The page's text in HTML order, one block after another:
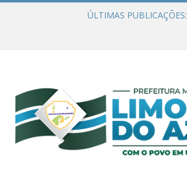
ÚLTIMAS PUBLICAÇÕES: